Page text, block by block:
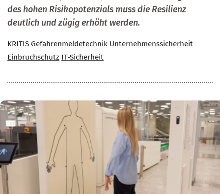
des hohen Risikopotenzials muss die Resilienz
deutlich und zügig erhöht werden.
KRITIS Gefahrenmeldetechnik Unternehmenssicherheit
Einbruchschutz IT-Sicherheit